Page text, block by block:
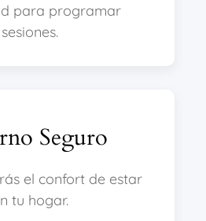
para programar
sesiones.
Seguro
el confort de estar
tu hogar.